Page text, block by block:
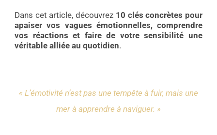
Dans cet article, découvrez 10 clés concrètes pour
apaiser vos vagues émotionnelles, comprendre
vos réactions et faire de votre sensibilité une
véritable alliée au quotidien.
« L’émotivité n’est pas une tempête à fuir, mais une
mer à apprendre à naviguer. »